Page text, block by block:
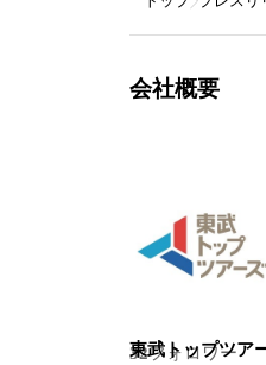
会社概要
東武トップツア
32フォロワー